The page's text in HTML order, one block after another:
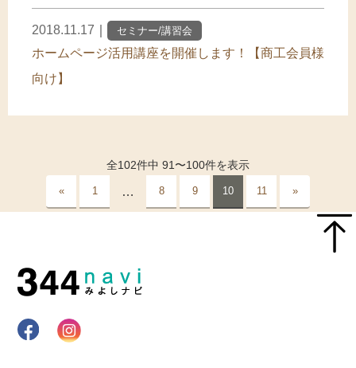
2018.11.17 セミナー/講習会
ホームページ活用講座を開催します！【商工会員様
向け】
全102件中 91 〜100件を表示
« 1 … 8 9 10 11 »